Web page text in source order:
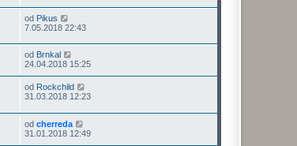
od Pikus
7.05.2018 22:43
od Brnkal
24.04.2018 15:25
od Rockchild
31.03.2018 12:23
od cherreda
31.01.2018 12:49